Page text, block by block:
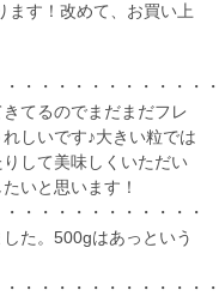
ます！改めて、お買い上
・・・・・・・・・・・
てるのでまだまだフレ
しいです♪大きい粒では
して美味しくいただい
いと思います！
・・・・・・・・・・・
た。500gはあっという
・・・・・・・・・・・